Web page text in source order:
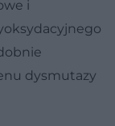
i
dysmutazy